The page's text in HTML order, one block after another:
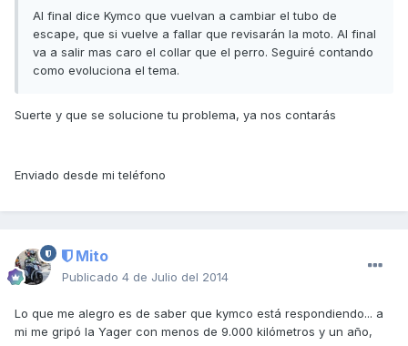
Al final dice Kymco que vuelvan a cambiar el tubo de
escape, que si vuelve a fallar que revisarán la moto. Al final
va a salir mas caro el collar que el perro. Seguiré contando
como evoluciona el tema.
Suerte y que se solucione tu problema, ya nos contarás
Enviado desde mi teléfono
Mito
Publicado 4 de Julio del 2014
Lo que me alegro es de saber que kymco está respondiendo... a
mi me gripó la Yager con menos de 9.000 kilómetros y un año,